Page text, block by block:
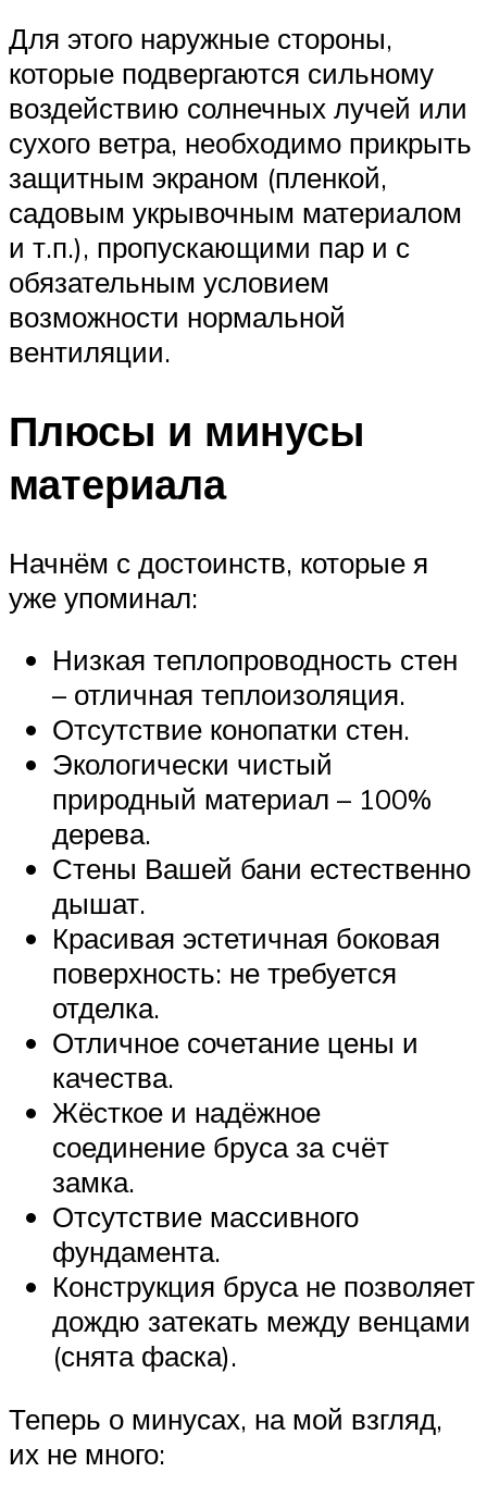
Для этого наружные стороны,
которые подвергаются сильному
воздействию солнечных лучей или
сухого ветра, необходимо прикрыть
защитным экраном (пленкой,
садовым укрывочным материалом
и т.п.), пропускающими пар и с
обязательным условием
возможности нормальной
вентиляции.
Плюсы и минусы
материала
Начнём с достоинств, которые я
уже упоминал:
Низкая теплопроводность стен
– отличная теплоизоляция.
Отсутствие конопатки стен.
Экологически чистый
природный материал – 100%
дерева.
Стены Вашей бани естественно
дышат.
Красивая эстетичная боковая
поверхность: не требуется
отделка.
Отличное сочетание цены и
качества.
Жёсткое и надёжное
соединение бруса за счёт
замка.
Отсутствие массивного
фундамента.
Конструкция бруса не позволяет
дождю затекать между венцами
(снята фаска).
Теперь о минусах, на мой взгляд,
их не много: